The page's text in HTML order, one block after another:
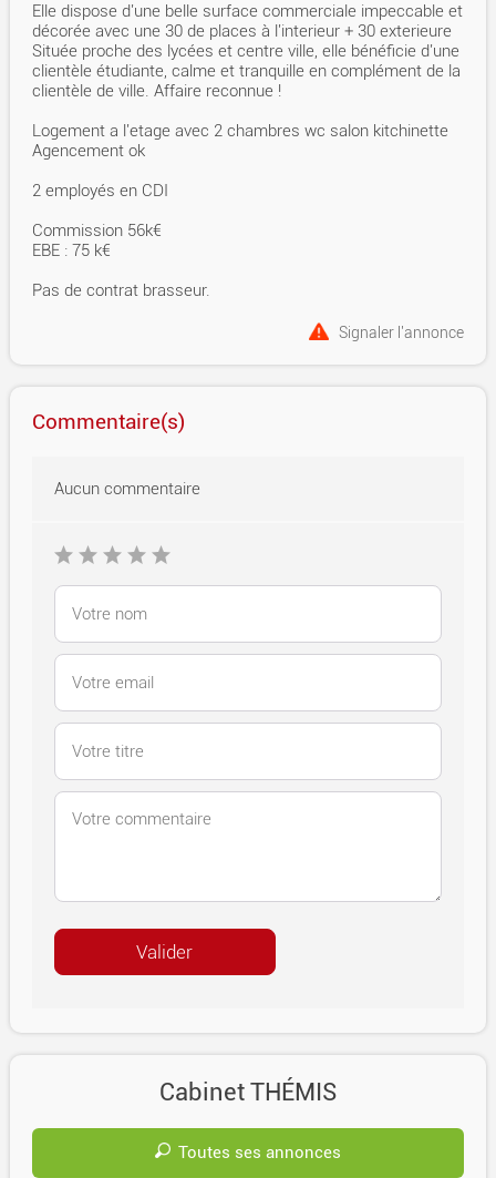
Elle dispose d'une belle surface commerciale impeccable et
décorée avec une 30 de places à l'interieur + 30 exterieure
Située proche des lycées et centre ville, elle bénéficie d'une
clientèle étudiante, calme et tranquille en complément de la
clientèle de ville. Affaire reconnue !
Logement a l'etage avec 2 chambres wc salon kitchinette
Agencement ok
2 employés en CDI
Commission 56k€
EBE : 75 k€
Pas de contrat brasseur.
Signaler l'annonce
Commentaire(s)
Aucun commentaire
Cabinet THÉMIS
Toutes ses annonces